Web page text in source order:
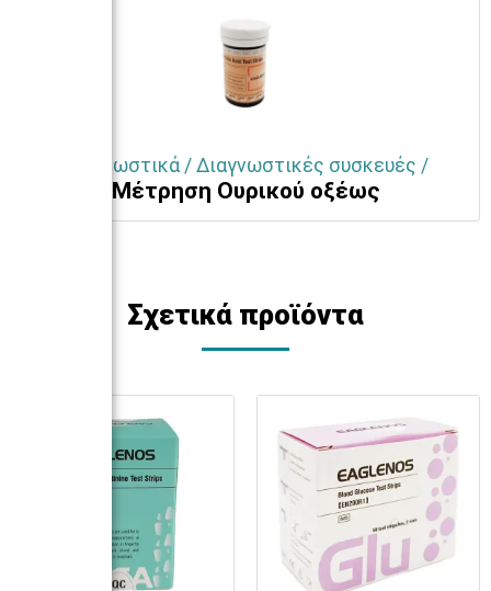
Διαγνωστικά / Διαγνωστικές συσκευές /
Μέτρηση Ουρικού οξέως
Σχετικά προϊόντα